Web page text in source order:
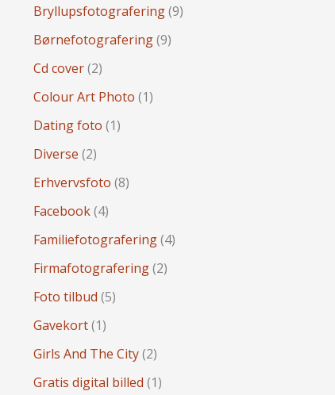
Bryllupsfotografering(9)
Børnefotografering(9)
Cd cover(2)
Colour Art Photo (1)
Dating foto (1)
Diverse (2)
Erhvervsfoto (8)
Facebook(4)
Familiefotografering(4)
Firmafotografering(2)
Foto tilbud (5)
Gavekort(1)
Girls And The City(2)
Gratis digital billed (1)